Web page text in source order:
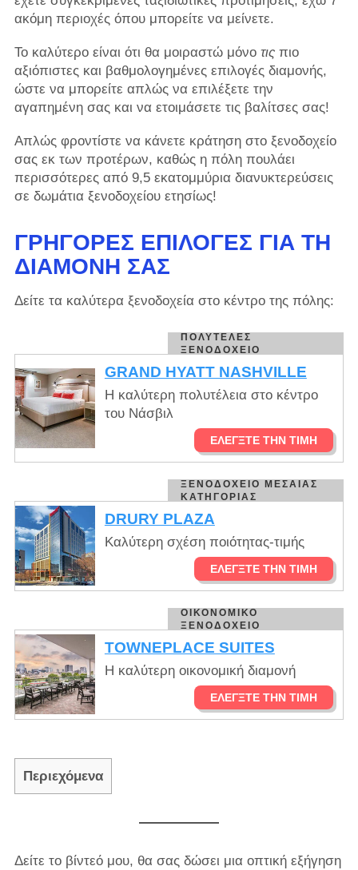
ακόμη περιοχές όπου μπορείτε να μείνετε.
Το καλύτερο είναι ότι θα μοιραστώ μόνο τιςπιο
αξιόπιστες και βαθμολογημένες επιλογές διαμονής,
ώστε να μπορείτε απλώς να επιλέξετε την
αγαπημένη σας και να ετοιμάσετε τις βαλίτσες σας!
Απλώς φροντίστε να κάνετε κράτηση στο ξενοδοχείο
σας εκ των προτέρων, καθώς η πόλη πουλάει
περισσότερες από 9,5 εκατομμύρια διανυκτερεύσεις
σε δωμάτια ξενοδοχείου ετησίως!
ΓΡΉΓΟΡΕΣ ΕΠΙΛΟΓΈΣ ΓΙΑ ΤΗ
ΔΙΑΜΟΝΉ ΣΑΣ
Δείτε τα καλύτερα ξενοδοχεία στο κέντρο της πόλης:
ΠΟΛΥΤΕΛΈΣ
ΞΕΝΟΔΟΧΕΊΟ
GRAND HYATT NASHVILLE
Η καλύτερη πολυτέλεια στο κέντρο
του Νάσβιλ
ΕΛΈΓΞΤΕ ΤΗΝ ΤΙΜΉ
ΞΕΝΟΔΟΧΕΊΟ ΜΕΣΑΊΑΣ
ΚΑΤΗΓΟΡΊΑΣ
DRURY PLAZA
Καλύτερη σχέση ποιότητας-τιμής
ΕΛΈΓΞΤΕ ΤΗΝ ΤΙΜΉ
ΟΙΚΟΝΟΜΙΚΌ
ΞΕΝΟΔΟΧΕΊΟ
TOWNEPLACE SUITES
Η καλύτερη οικονομική διαμονή
ΕΛΈΓΞΤΕ ΤΗΝ ΤΙΜΉ
Περιεχόμενα
Δείτε το βίντεό μου, θα σας δώσει μια οπτική εξήγηση